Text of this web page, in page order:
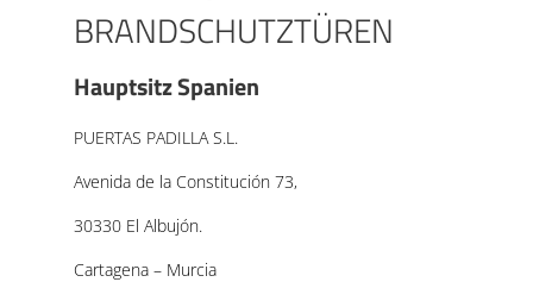
BRANDSCHUTZTÜREN
Hauptsitz Spanien
PUERTAS PADILLA S.L.
Avenida de la Constitución 73,
30330 El Albujón.
Cartagena – Murcia